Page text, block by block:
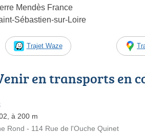
Mendès France
Sébastien-sur-Loire
Trajet Waze
en transports en
à 200 m
Rond - 114 Rue de l'Ouche Quinet